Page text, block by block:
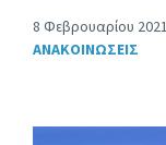
8 Φεβρουαρίου 2021
ΑΝΑΚΟΙΝΩΣΕΙΣ